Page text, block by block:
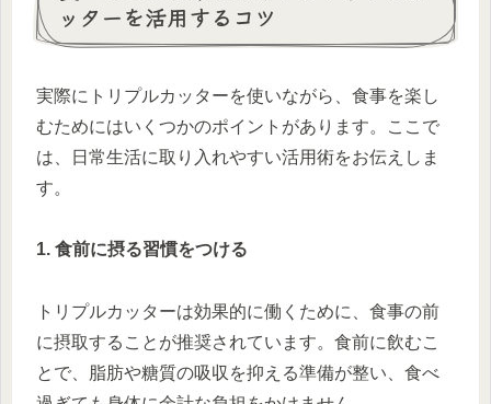
ッターを活用するコツ
実際にトリプルカッターを使いながら、食事を楽し
むためにはいくつかのポイントがあります。ここで
は、日常生活に取り入れやすい活用術をお伝えしま
す。
1. 食前に摂る習慣をつける
トリプルカッターは効果的に働くために、食事の前
に摂取することが推奨されています。食前に飲むこ
とで、脂肪や糖質の吸収を抑える準備が整い、食べ